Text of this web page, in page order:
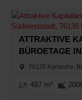
ATTRAKTIVE
BÜROETAGE
76135 Karlsruhe,
487 m²